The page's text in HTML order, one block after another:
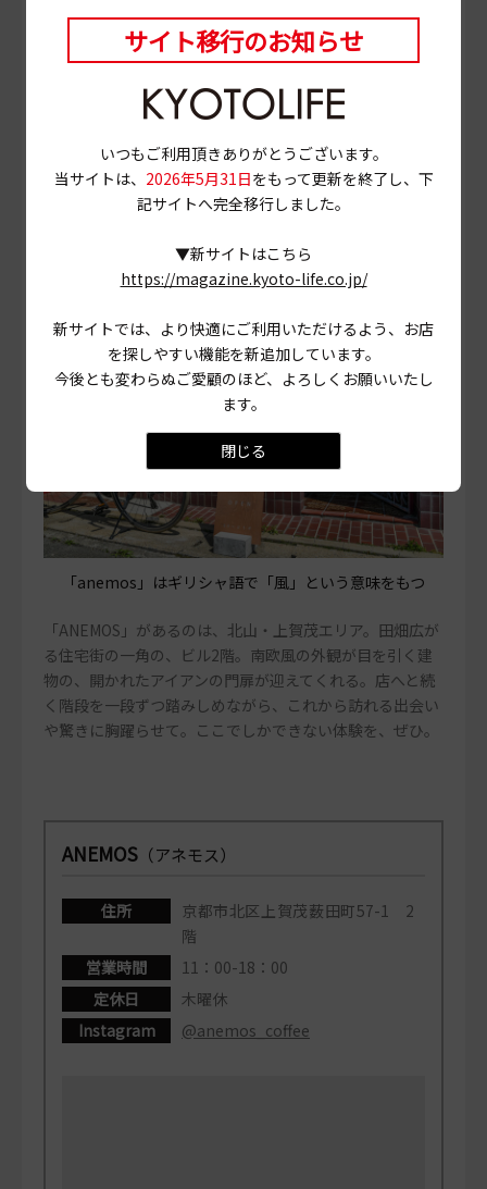
んでもらえる場所でありたい」と。初めて飲むコーヒーと
の出会いのときめき、大きなワッフルが目の前にやってき
グへの感嘆など、「ANEMOS」だからこそできる体験を満
喫し、ここに来ている自分が好きになれる、そんな喫茶店
であれたら、と。
北山の、のどかな住宅街にあるビルの2階
「anemos」はギリシャ語で「風」という意味をもつ
「ANEMOS」があるのは、北山・上賀茂エリア。田畑広が
る住宅街の一角の、ビル2階。南欧風の外観が目を引く建
物の、開かれたアイアンの門扉が迎えてくれる。店へと続
く階段を一段ずつ踏みしめながら、これから訪れる出会い
や驚きに胸躍らせて。ここでしかできない体験を、ぜひ。
ANEMOS （アネモス）
住所
京都市北区上賀茂薮田町57-1 2
階
営業時間
11：00-18：00
定休日
木曜休
Instagram
@anemos_coffee
サイト移行のお知らせ
いつもご利用頂きありがとうございます。
当サイトは、 2026年5月31日をもって更新を終了し、下
記サイトへ完全移行しました。
▼新サイトはこちら
https://magazine.kyoto-life.co.jp/
新サイトでは、より快適にご利用いただけるよう、お店
を探しやすい機能を新追加しています。
今後とも変わらぬご愛顧のほど、よろしくお願いいたし
ます。
閉じる